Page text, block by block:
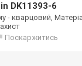
DK11393-6
- кварцовий,
Поскаржитись